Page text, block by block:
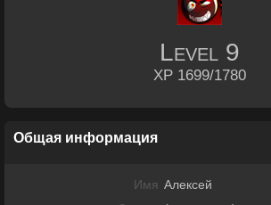
Level 9
XP 1699/1780
Общая информация
Имя Алексей